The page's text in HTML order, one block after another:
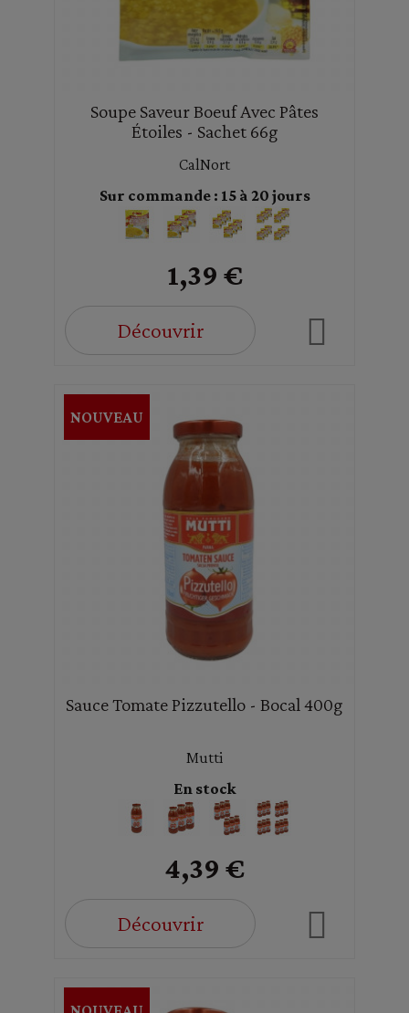
Soupe Saveur Boeuf Avec Pâtes
Étoiles - Sachet 66g
CalNort
Sur commande : 15 à 20 jours
1,39 €
Découvrir
Sauce Tomate Pizzutello - Bocal 400g
Mutti
En stock
4,39 €
Découvrir
NOUVEAU